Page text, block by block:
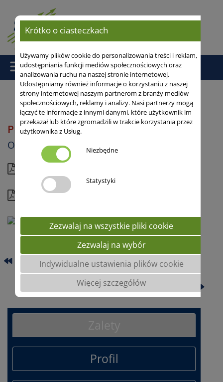
Strona główna/Owies/ PERUN
PERUN
Owies jary
Kompletny profil
PANTEON
POSEIDON
Profil
Krótko o ciasteczkach
Używamy plików cookie do personalizowania treści i reklam,
udostępniania funkcji mediów społecznościowych oraz
analizowania ruchu na naszej stronie internetowej.
Udostępniamy również informacje o korzystaniu z naszej
strony internetowej naszym partnerom z branży mediów
społecznościowych, reklamy i analizy. Nasi partnerzy mogą
łączyć te informacje z innymi danymi, które użytkownik im
przekazał lub które zgromadzili w trakcie korzystania przez
użytkownika z Usług.
Niezbędne
Statystyki
Zezwalaj na wszystkie pliki cookie
Zezwalaj na wybór
Indywidualne ustawienia plików cookie
Więcej szczegółów